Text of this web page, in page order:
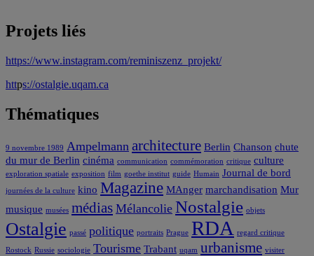
Projets liés
https://www.instagram.com/reminiszenz_projekt/
https://ostalgie.uqam.ca
Thématiques
9 novembre 1989 Ampelmann architecture Berlin Chanson chute
du mur de Berlin cinéma communication commémoration critique culture
exploration spatiale exposition film goethe institut guide Humain Journal de bord
journées de la culture kino Magazine MAnger marchandisation Mur
musique musées médias Mélancolie Nostalgie objets
Ostalgie passé politique portraits Prague RDA regard critique
Rostock Russie sociologie Tourisme Trabant uqam urbanisme visiter